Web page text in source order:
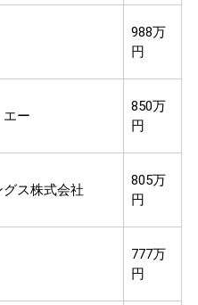
988万
円
ー
850万
円
ス株式会社
805万
円
777万
円